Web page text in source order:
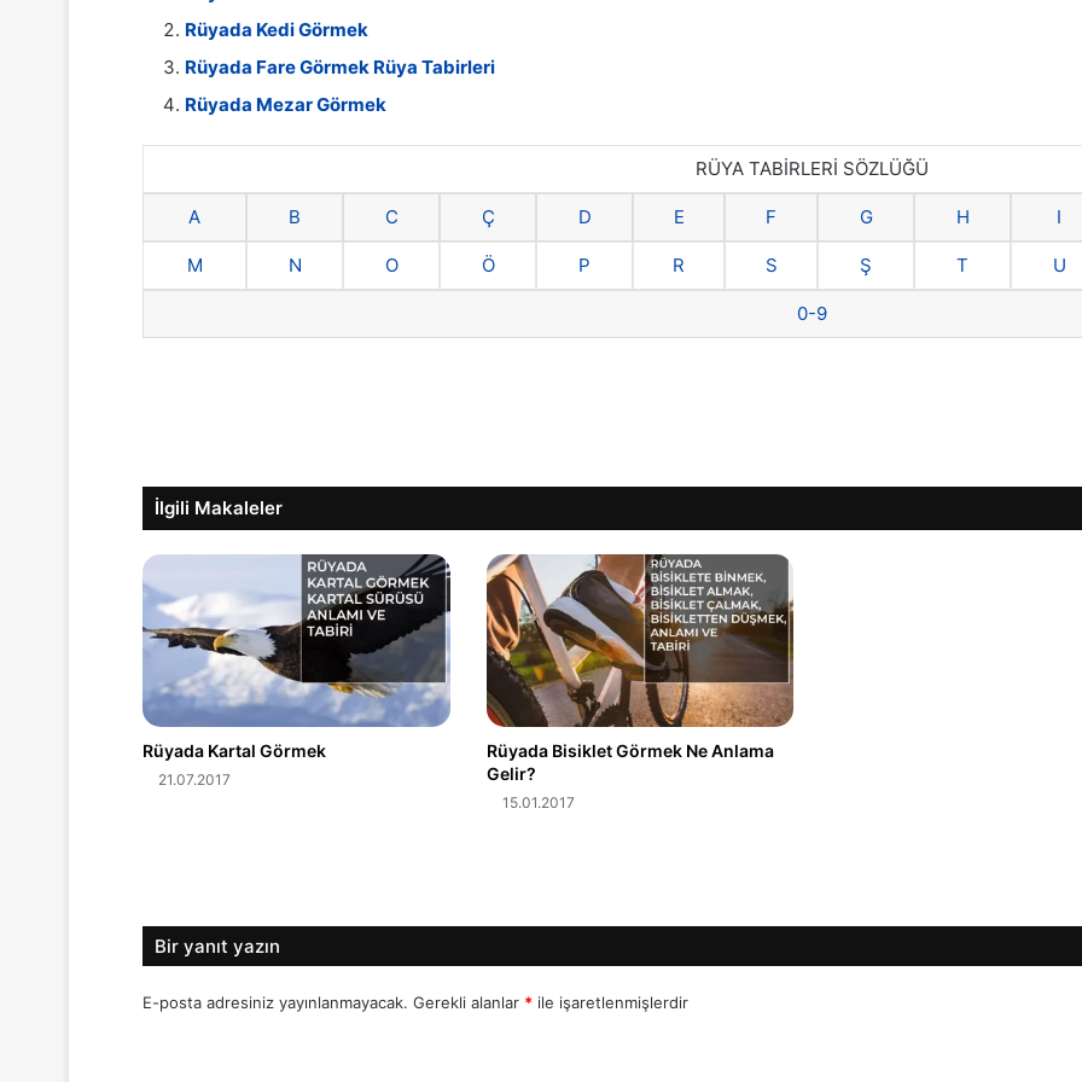
Rüyada Kedi Görmek
Rüyada Fare Görmek Rüya Tabirleri
Rüyada Mezar Görmek
RÜYA TABİRLERİ SÖZLÜĞÜ
A B C Ç D E F G H I
M N O Ö P R S Ş T U
0-9
İlgili Makaleler
Rüyada Kartal Görmek
21.07.2017
Rüyada Bisiklet Görmek Ne Anlama
Gelir?
15.01.2017
Bir yanıt yazın
E-posta adresiniz yayınlanmayacak. Gerekli alanlar * ile işaretlenmişlerdir